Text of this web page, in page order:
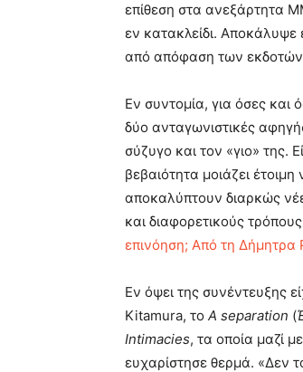
επίθεση στα ανεξάρτητα
εν κατακλείδι. Αποκάλυψε
από απόφαση των εκδοτών
Εν συντομία, για όσες και
δύο ανταγωνιστικές
σύζυγο και τον «γιο» της.
βεβαιότητα μοιάζει
αποκαλύπτουν διαρκώς
και διαφορετικούς
επινόηση; Από τη Δήμητρα
Εν όψει της συνέντευξης
Kitamura, το A separation (
Intimacies, τα οποία μαζί
ευχαρίστησε θερμά. «Δεν